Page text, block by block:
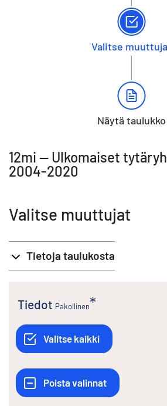
Valitse
Näytä taulukko
12mi -- Ulkomaiset
2004-2020
Valitse muuttujat
Tietoja taulukosta
Tiedot Pakollinen